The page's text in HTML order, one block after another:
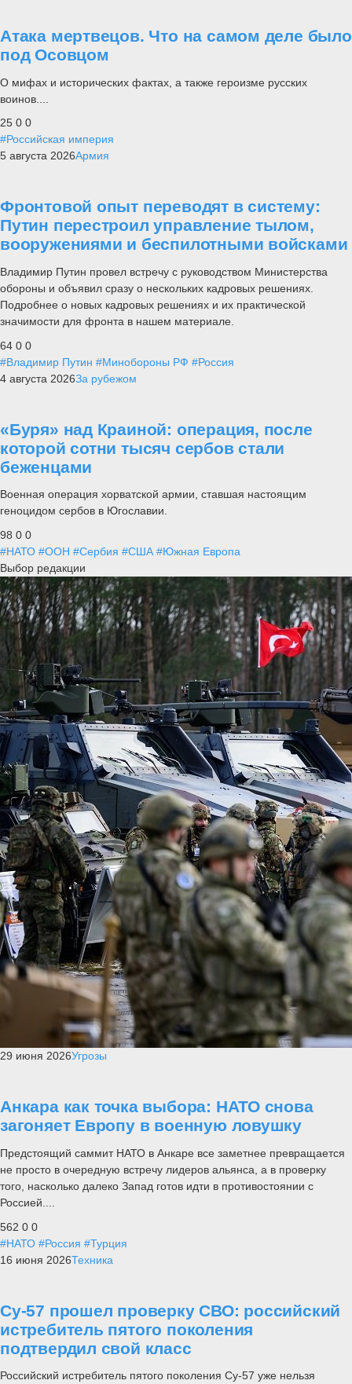
Атака мертвецов. Что на самом деле было
под Осовцом
О мифах и исторических фактах, а также героизме русских
воинов....
25 0 0
#Российская империя
5 августа 2026Армия
Фронтовой опыт переводят в систему:
Путин перестроил управление тылом,
вооружениями и беспилотными войсками
Владимир Путин провел встречу с руководством Министерства
обороны и объявил сразу о нескольких кадровых решениях.
Подробнее о новых кадровых решениях и их практической
значимости для фронта в нашем материале.
64 0 0
#Владимир Путин #Минобороны РФ #Россия
4 августа 2026За рубежом
«Буря» над Краиной: операция, после
которой сотни тысяч сербов стали
беженцами
Военная операция хорватской армии, ставшая настоящим
геноцидом сербов в Югославии.
98 0 0
#НАТО #ООН #Сербия #США #Южная Европа
Выбор редакции
29 июня 2026Угрозы
Анкара как точка выбора: НАТО снова
загоняет Европу в военную ловушку
Предстоящий саммит НАТО в Анкаре все заметнее превращается
не просто в очередную встречу лидеров альянса, а в проверку
того, насколько далеко Запад готов идти в противостоянии с
Россией....
562 0 0
#НАТО #Россия #Турция
16 июня 2026Техника
Су-57 прошел проверку СВО: российский
истребитель пятого поколения
подтвердил свой класс
Российский истребитель пятого поколения Су-57 уже нельзя